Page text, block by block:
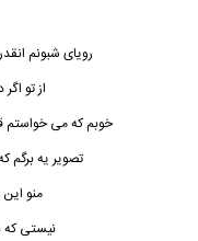
رویای شبونم
از تو
خوبم که می خواستم
تصویر یه برگم
منو
نیستی که